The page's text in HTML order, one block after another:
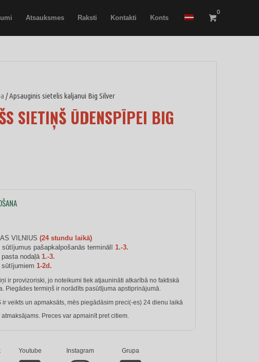
Atsauksmes Raksti Kontakti Konts
0
/ Apsauginis sietelis kaljanui Big Silver
SIETIŅŠ ŪDENSPĪPEI BIG
VILNIUS (24 stundu laikā)
pašapkalpošanās terminālī 1.-3.
pasta nodaļā 1.-3.
sūtījumiem 1-2d.
ir provizoriski, jo noteikumi tiek atjaunināti atkarībā no faktiskā
Piegādes termiņš ir norādīts pasūtījuma apstiprinājumā.
ir veikts un apmaksāts, mēs piegādāsim preci(-es) 24 dienu laikā
Preces var apmainīt pret citiem.
Youtube Instagram Grupa